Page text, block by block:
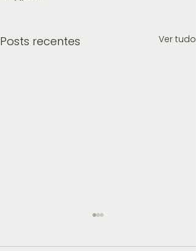
Posts recentes Ver tudo